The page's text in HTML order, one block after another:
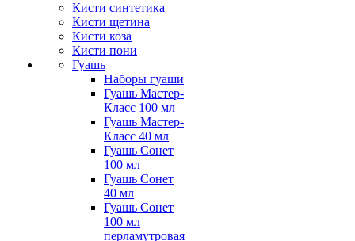
Кисти синтетика
Кисти щетина
Кисти коза
Кисти пони
Гуашь
Наборы гуаши
Гуашь Мастер-
Класс 100 мл
Гуашь Мастер-
Класс 40 мл
Гуашь Сонет
100 мл
Гуашь Сонет
40 мл
Гуашь Сонет
100 мл
перламутровая